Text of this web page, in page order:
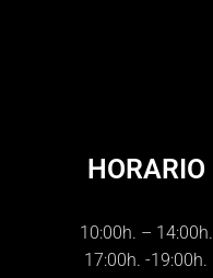
HORARIO
10:00h. – 14:00h.
17:00h. -19:00h.